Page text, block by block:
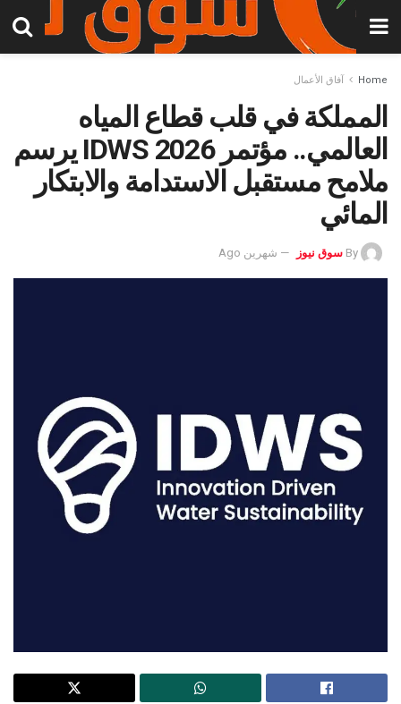
Home آفاق الأعمال
المملكة في قلب قطاع المياه
العالمي.. مؤتمر IDWS 2026 يرسم
ملامح مستقبل الاستدامة والابتكار
المائي
By سوق نيوز شهرين Ago